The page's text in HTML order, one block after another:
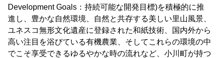
Development Goals：持続可能な開発目標)を積極的に推
進し、豊かな自然環境、自然と共存する美しい里山風景、
ユネスコ無形文化遺産に登録された和紙技術、国内外から
高い注目を浴びている有機農業、そしてこれらの環境の中
でこそ享受できるゆるやかな時の流れなど、小川町が持つ